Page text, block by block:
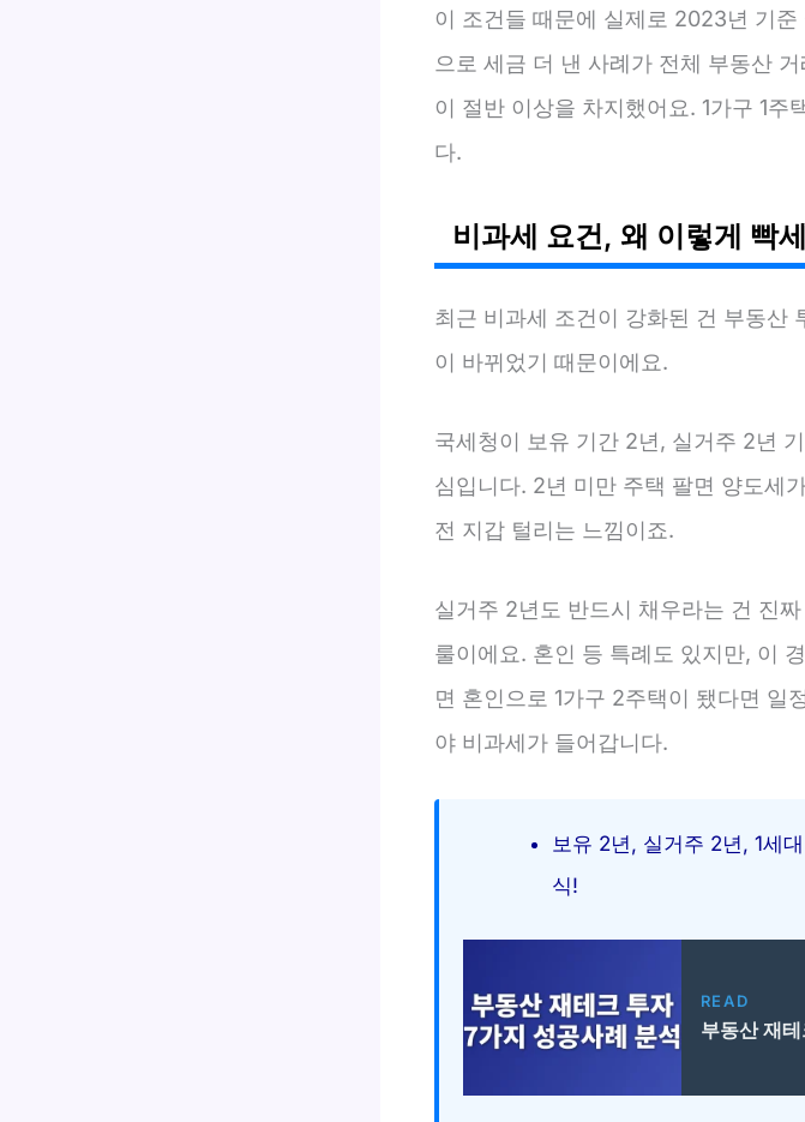
이 조건들 때문에 실제로 2023년 기
으로 세금 더 낸 사례가 전체 부동산 거
이 절반 이상을 차지했어요. 1가구 1
다.
비과세 요건, 왜 이렇게 빡
최근 비과세 조건이 강화된 건 부동산
이 바뀌었기 때문이에요.
국세청이 보유 기간 2년, 실거주 2년
심입니다. 2년 미만 주택 팔면 양도세
전 지갑 털리는 느낌이죠.
실거주 2년도 반드시 채우라는 건 진
룰이에요. 혼인 등 특례도 있지만, 이
면 혼인으로 1가구 2주택이 됐다면 일
야 비과세가 들어갑니다.
보유 2년, 실거주 2년, 1세
식!
READ
부동산 재